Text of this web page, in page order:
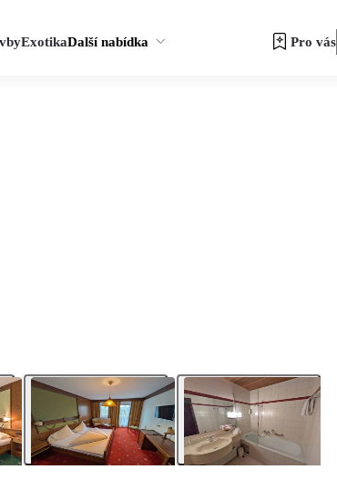
ExotikaDalší nabídka Pro vás